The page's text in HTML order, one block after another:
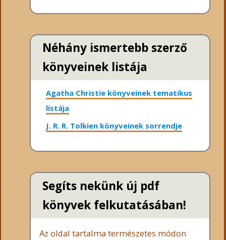
Néhány ismertebb szerző
könyveinek listája
Agatha Christie könyveinek tematikus
listája
J. R. R. Tolkien könyveinek sorrendje
Segíts nekünk új pdf
könyvek felkutatásában!
Az oldal tartalma természetes módon